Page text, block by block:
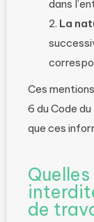
dans
La
Ces
6 du Code
que ces
de